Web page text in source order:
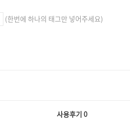
(한번에 하나의 태그만 넣어주세요)
사용후기 0